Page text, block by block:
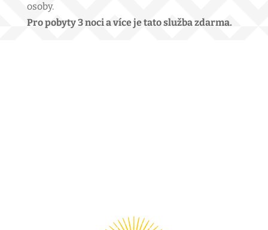
osoby.
Pro pobyty 3 noci a více je tato služba zdarma.